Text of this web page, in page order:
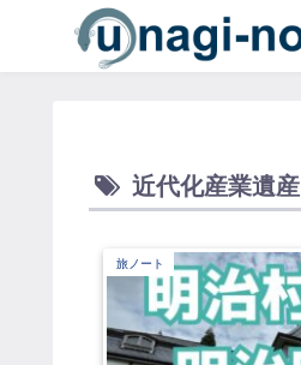
近代化産業遺産
旅ノート